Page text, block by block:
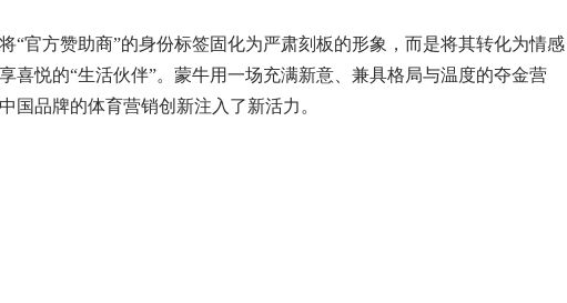
方赞助商”的身份标签固化为严肃刻板的形象，而是将其转化为情感
喜悦的“生活伙伴”。蒙牛用一场充满新意、兼具格局与温度的夺金营
国品牌的体育营销创新注入了新活力。